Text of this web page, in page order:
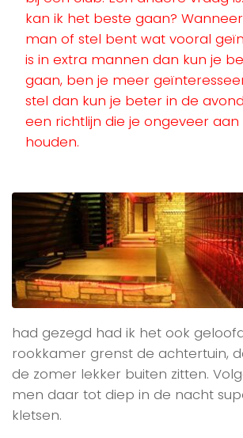
kan ik het beste gaan?
man of stel bent wat vooral
is in extra mannen dan kun je
gaan, ben je meer
stel dan kun je beter in de
een richtlijn die je ongeveer aan
houden.
had gezegd had ik het ook
rookkamer grenst de achtertuin,
de zomer lekker buiten zitten.
men daar tot diep in de nacht
kletsen.